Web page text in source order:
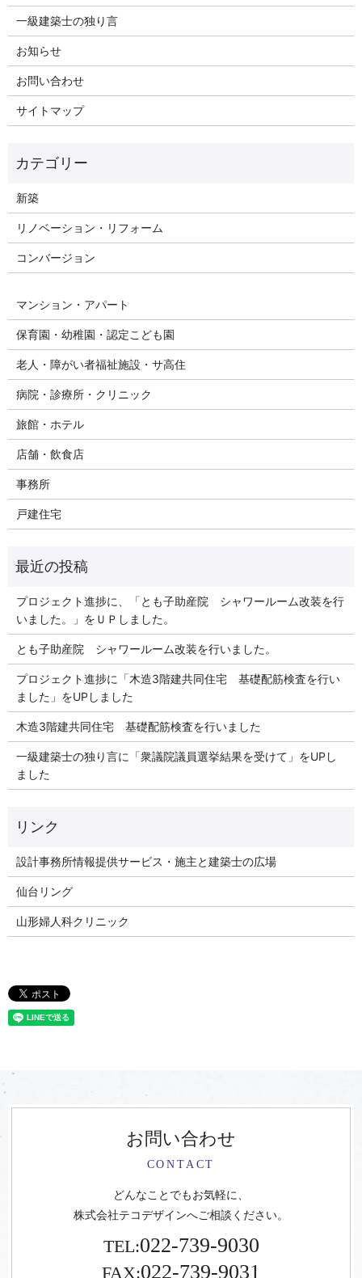
一級建築士の独り言
お知らせ
お問い合わせ
サイトマップ
新築
リノベーション・リフォーム
コンバージョン
マンション・アパート
保育園・幼稚園・認定こども園
老人・障がい者福祉施設・サ高住
病院・診療所・クリニック
旅館・ホテル
店舗・飲食店
事務所
戸建住宅
プロジェクト進捗に、「とも子助産院 シャワールーム改装を行
いました。」をＵＰしました。
とも子助産院 シャワールーム改装を行いました。
プロジェクト進捗に「木造3階建共同住宅 基礎配筋検査を行い
ました」をUPしました
木造3階建共同住宅 基礎配筋検査を行いました
一級建築士の独り言に「衆議院議員選挙結果を受けて」をUPし
ました
リンク
設計事務所情報提供サービス・施主と建築士の広場
仙台リング
山形婦人科クリニック
お問い合わせ
CONTACT
どんなことでもお気軽に、
株式会社テコデザインへご相談ください。
TEL:022-739-9030
FAX:022-739-9031